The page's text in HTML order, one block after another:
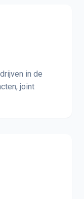
in de
joint